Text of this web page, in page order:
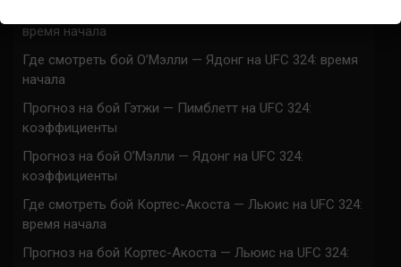
время начала
Где смотреть бой О’Мэлли — Ядонг на UFC 324: время
начала
Прогноз на бой Гэтжи — Пимблетт на UFC 324:
коэффициенты
Прогноз на бой О’Мэлли — Ядонг на UFC 324:
коэффициенты
Где смотреть бой Кортес-Акоста — Льюис на UFC 324:
время начала
Прогноз на бой Кортес-Акоста — Льюис на UFC 324: